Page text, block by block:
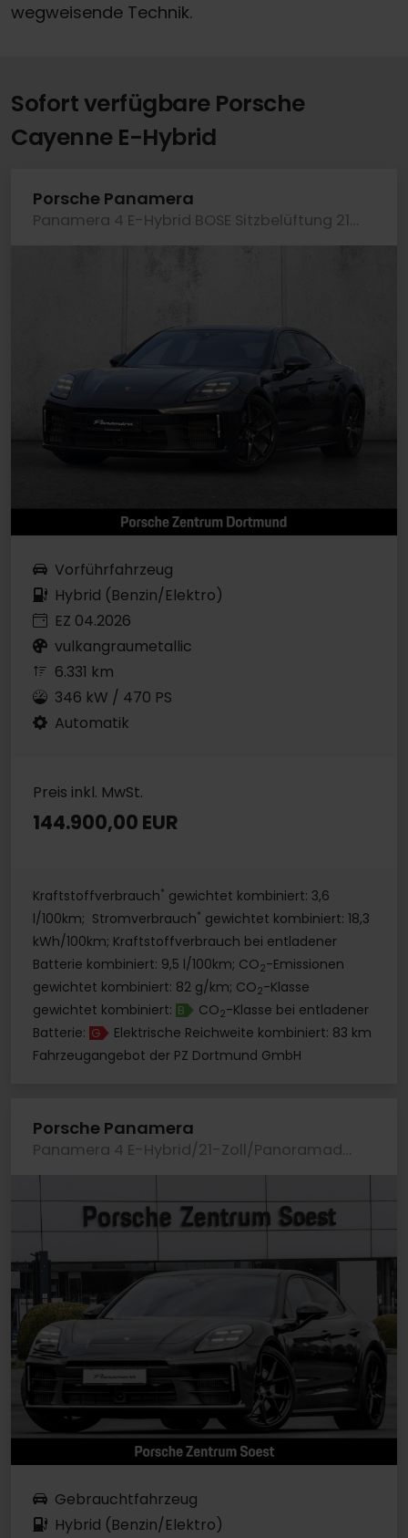
wegweisende Technik.
Sofort verfügbare Porsche
Cayenne E-Hybrid
Porsche Panamera
Panamera 4 E-Hybrid BOSE Sitzbelüftung 21-Zoll
Vorführfahrzeug
Hybrid (Benzin/Elektro)
EZ 04.2026
vulkangraumetallic
6.331 km
346 kW / 470 PS
Automatik
Preis inkl. MwSt.
144.900,00 EUR
Kraftstoffverbrauch* gewichtet kombiniert: 3,6
l/100km; Stromverbrauch* gewichtet kombiniert: 18,3
kWh/100km; Kraftstoffverbrauch bei entladener
Batterie kombiniert: 9,5 l/100km; CO2-Emissionen
gewichtet kombiniert: 82 g/km; CO2-Klasse
gewichtet kombiniert: B CO2-Klasse bei entladener
Batterie: G
Elektrische Reichweite kombiniert: 83 km
Fahrzeugangebot der PZ Dortmund GmbH
Porsche Panamera
Panamera 4 E-Hybrid/21-Zoll/Panoramadach/BOSE
Gebrauchtfahrzeug
Hybrid (Benzin/Elektro)